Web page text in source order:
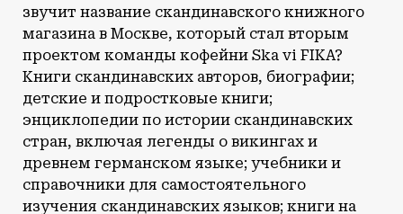
звучит название скандинавского книжного
магазина в Москве, который стал вторым
проектом команды кофейни Ska vi FIKA?
Книги скандинавских авторов, биографии;
детские и подростковые книги;
энциклопедии по истории скандинавских
стран, включая легенды о викингах и
древнем германском языке; учебники и
справочники для самостоятельного
изучения скандинавских языков; книги на